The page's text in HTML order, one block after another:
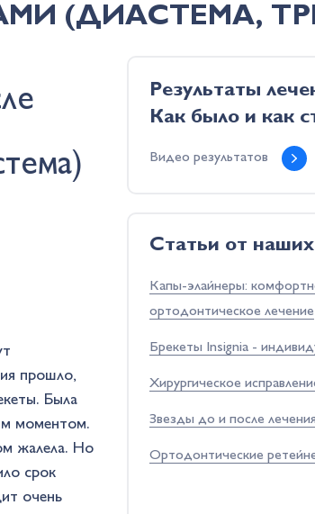
(ДИАСТЕМА,
прошло,
Была
моментом.
жалела. Но
срок
очень
Результаты
Как было и как
Видео результатов
Cтатьи от
Капы-элайнеры:
ортодонтическое лечение
Брекеты Insignia -
Хирургическое
Звезды до и после
Ортодонтические